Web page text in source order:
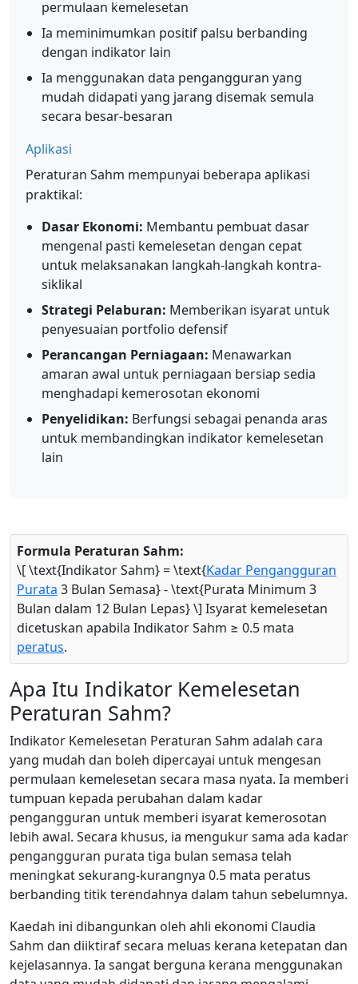
permulaan kemelesetan
Ia meminimumkan positif palsu berbanding
dengan indikator lain
Ia menggunakan data pengangguran yang
mudah didapati yang jarang disemak semula
secara besar-besaran
Aplikasi
Peraturan Sahm mempunyai beberapa aplikasi
praktikal:
Dasar Ekonomi: Membantu pembuat dasar
mengenal pasti kemelesetan dengan cepat
untuk melaksanakan langkah-langkah kontra-
siklikal
Strategi Pelaburan: Memberikan isyarat untuk
penyesuaian portfolio defensif
Perancangan Perniagaan: Menawarkan
amaran awal untuk perniagaan bersiap sedia
menghadapi kemerosotan ekonomi
Penyelidikan: Berfungsi sebagai penanda aras
untuk membandingkan indikator kemelesetan
lain
Formula Peraturan Sahm:
\[ \text{Indikator Sahm} = \text{Kadar Pengangguran
Purata 3 Bulan Semasa} - \text{Purata Minimum 3
Bulan dalam 12 Bulan Lepas} \] Isyarat kemelesetan
dicetuskan apabila Indikator Sahm ≥ 0.5 mata
peratus.
Apa Itu Indikator Kemelesetan
Peraturan Sahm?
Indikator Kemelesetan Peraturan Sahm adalah cara
yang mudah dan boleh dipercayai untuk mengesan
permulaan kemelesetan secara masa nyata. Ia memberi
tumpuan kepada perubahan dalam kadar
pengangguran untuk memberi isyarat kemerosotan
lebih awal. Secara khusus, ia mengukur sama ada kadar
pengangguran purata tiga bulan semasa telah
meningkat sekurang-kurangnya 0.5 mata peratus
berbanding titik terendahnya dalam tahun sebelumnya.
Kaedah ini dibangunkan oleh ahli ekonomi Claudia
Sahm dan diiktiraf secara meluas kerana ketepatan dan
kejelasannya. Ia sangat berguna kerana menggunakan